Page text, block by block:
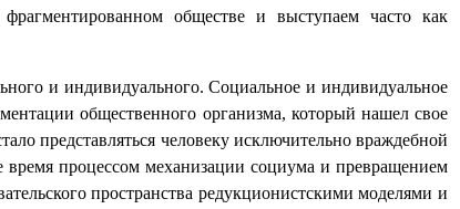
обществе и выступаем часто как
и индивидуального. Социальное и индивидуальное
общественного организма, который нашел свое
представляться человеку исключительно враждебной
время процессом механизации социума и превращением
пространства редукционистскими моделями и